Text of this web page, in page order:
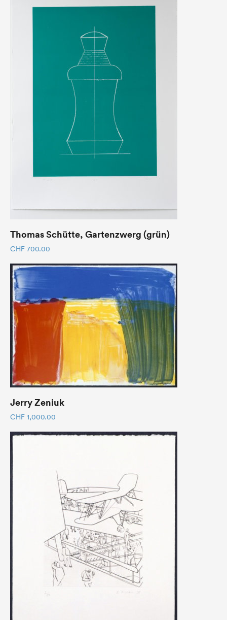
Thomas Schütte, Gartenzwerg (grün)
CHF 700.00
Jerry Zeniuk
CHF 1,000.00